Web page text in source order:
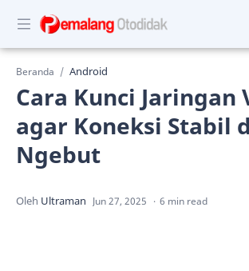
Beranda Android
Cara Kunci Jaringan
agar Koneksi Stabil
Ngebut
6 min read